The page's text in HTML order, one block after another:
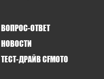
ВОПРОС-ОТВЕТ
НОВОСТИ
ТЕСТ-ДРАЙВ CFMOTO